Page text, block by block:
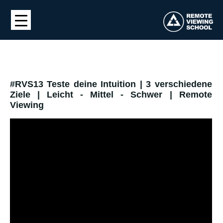
#RVS13 Teste deine Intuition | 3 verschiedene
Ziele | Leicht - Mittel - Schwer | Remote
Viewing